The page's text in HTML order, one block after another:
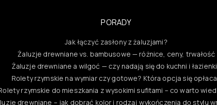
PORADY
Jak łączyć zasłony z żaluzjami?
Żaluzje drewniane vs. bambusowe — różnice, ceny, trwałość
Żaluzje drewniane a wilgoć — czy nadają się do kuchni i
Rolety rzymskie na wymiar czy gotowe? Która opcja się
rzymskie do mieszkania z wysokimi sufitami – co warto
drewniane – jak dobrać kolor i rodzaj wykończenia do stylu